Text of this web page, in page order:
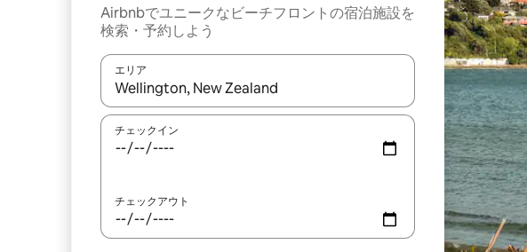
Airbnbでユニークなビーチフロントの宿泊施設を
検索・予約しよう
エリア
検索結果が表示されたら、上下の矢印キーを使って移動するか、画面を
チェックイン
チェックアウト